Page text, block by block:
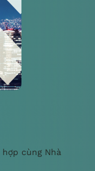
hợp cùng Nhà